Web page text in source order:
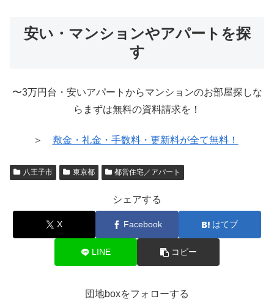
安い・マンションやアパートを探
す
〜3万円台・安いアパートからマンションのお部屋探しな
らまずは無料の資料請求を！
＞ 敷金・礼金・手数料・更新料が全て無料！
八王子市 東京都 都営住宅／アパート
シェアする
X Facebook はてブ
LINE コピー
団地boxをフォローする